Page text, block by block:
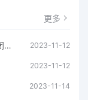
更多
ToonMe怎么取消自动续费？自动续费关闭方法 2023-11-12
2023-11-12
2023-11-14